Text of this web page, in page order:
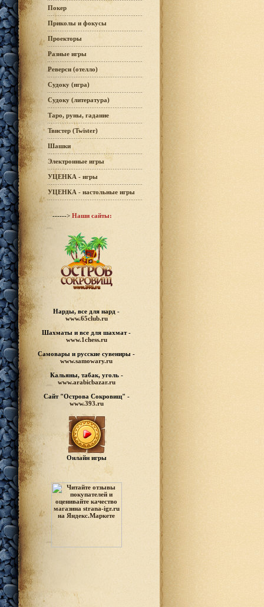
Покер
Приколы и фокусы
Проекторы
Разные игры
Реверси (отелло)
Судоку (игра)
Судоку (литература)
Таро, руны, гадание
Твистер (Twister)
Шашки
Электронные игры
УЦЕНКА - игры
УЦЕНКА - настольные игры
------> Наши сайты:
Нарды, все для нард -
www.65club.ru
Шахматы и все для шахмат -
www.1chess.ru
Самовары и русскиесувениры -
www.samowary.ru
Кальяны, табак, уголь -
www.arabicbazar.ru
Сайт "Острова Сокровищ" -
www.393.ru
Онлайн игры